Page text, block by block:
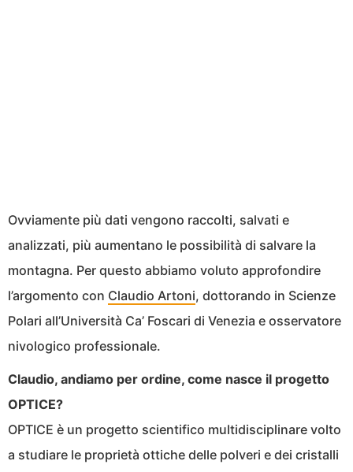
Ovviamente più dati vengono raccolti, salvati e
analizzati, più aumentano le possibilità di salvare la
montagna. Per questo abbiamo voluto approfondire
l’argomento con Claudio Artoni, dottorando in Scienze
Polari all’Università Ca’ Foscari di Venezia e osservatore
nivologico professionale.
Claudio, andiamo per ordine, come nasce il progetto
OPTICE?
OPTICE è un progetto scientifico multidisciplinare volto
a studiare le proprietà ottiche delle polveri e dei cristalli